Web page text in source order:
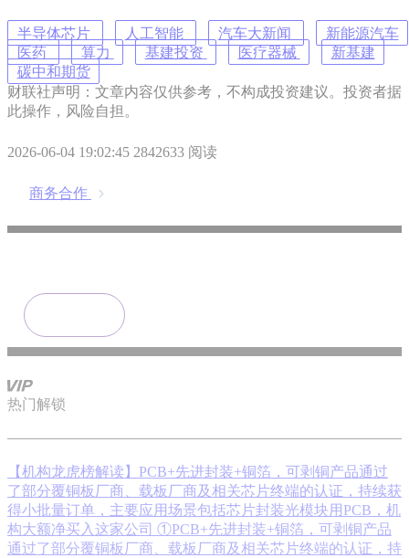
半导体芯片 人工智能 汽车大新闻
新能源汽车
医药
算力 基建投资 医疗器械
新基建
碳中和期货
财联社声明：文章内容仅供参考，不构成投资建议。投资者据
此操作，风险自担。
2026-06-04 19:02:45 2842633 阅读
商务合作
热门解锁
【机构龙虎榜解读】PCB+先进封装+铜箔，可剥铜产品通过
了部分覆铜板厂商、载板厂商及相关芯片终端的认证，持续获
得小批量订单，主要应用场景包括芯片封装光模块用PCB，机
构大额净买入这家公司 ①PCB+先进封装+铜箔，可剥铜产品
通过了部分覆铜板厂商、载板厂商及相关芯片终端的认证，持